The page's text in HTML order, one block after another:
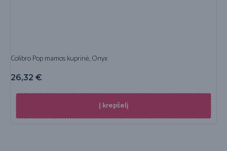
Colibro Pop mamos kuprinė, Onyx
26,32 €
Į krepšelį